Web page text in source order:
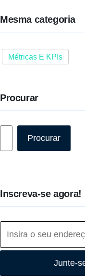
Mesma categoria
Métricas E KPIs
Procurar
Procurar
Inscreva-se agora!
Junte-